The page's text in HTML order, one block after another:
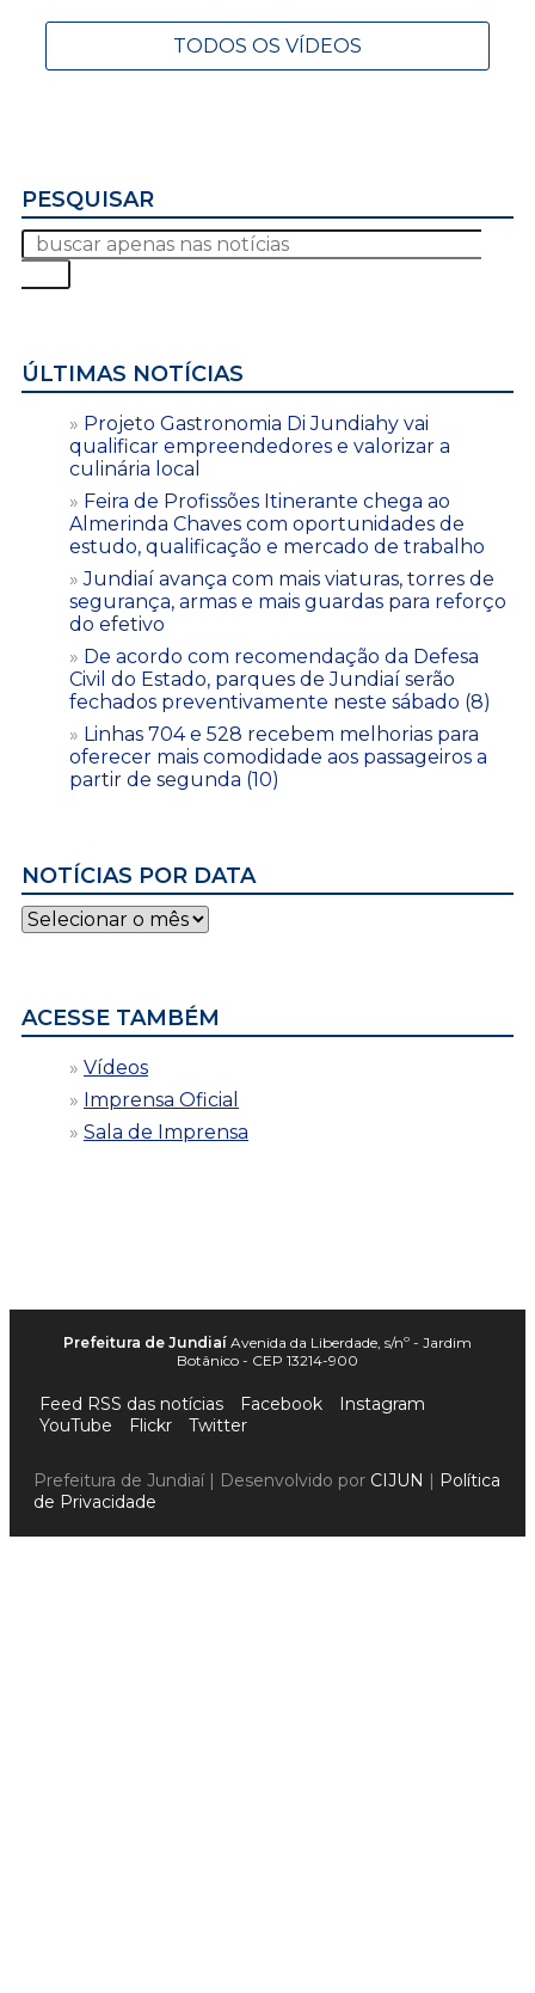
TODOS OS VÍDEOS
PESQUISAR
ÚLTIMAS NOTÍCIAS
Projeto Gastronomia Di Jundiahy vai
qualificar empreendedores e valorizar a
culinária local
Feira de Profissões Itinerante chega ao
Almerinda Chaves com oportunidades de
estudo, qualificação e mercado de trabalho
Jundiaí avança com mais viaturas, torres de
segurança, armas e mais guardas para reforço
do efetivo
De acordo com recomendação da Defesa
Civil do Estado, parques de Jundiaí serão
fechados preventivamente neste sábado (8)
Linhas 704 e 528 recebem melhorias para
oferecer mais comodidade aos passageiros a
partir de segunda (10)
NOTÍCIAS POR DATA
Notícias
por
ACESSE TAMBÉM
Vídeos
Imprensa Oficial
Sala de Imprensa
Prefeitura de Jundiaí Avenida da Liberdade, s/nº - Jardim
Botânico - CEP 13214-900
Feed RSS das notícias Facebook
Instagram
YouTube
Flickr Twitter
Prefeitura de Jundiaí | Desenvolvido por CIJUN | Política
de Privacidade